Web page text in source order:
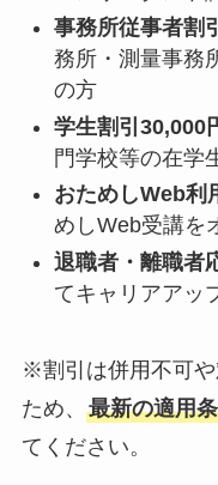
事務所従事者割
務所・測量事務
の方
学生割引30,000
門学校等の在学
おためしWeb利
めしWeb受講を
退職者・離職者
てキャリアアッ
※割引は併用不可
ため、 最新の適用
てください。